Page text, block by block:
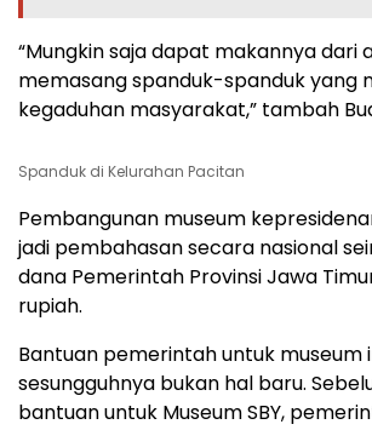
“Mungkin saja dapat makannya dari
memasang spanduk-spanduk yang
kegaduhan masyarakat,” tambah
Spanduk di Kelurahan Pacitan
Pembangunan museum
jadi pembahasan secara nasional
dana Pemerintah Provinsi Jawa
rupiah.
Bantuan pemerintah untuk museum
sesungguhnya bukan hal baru.
bantuan untuk Museum SBY,